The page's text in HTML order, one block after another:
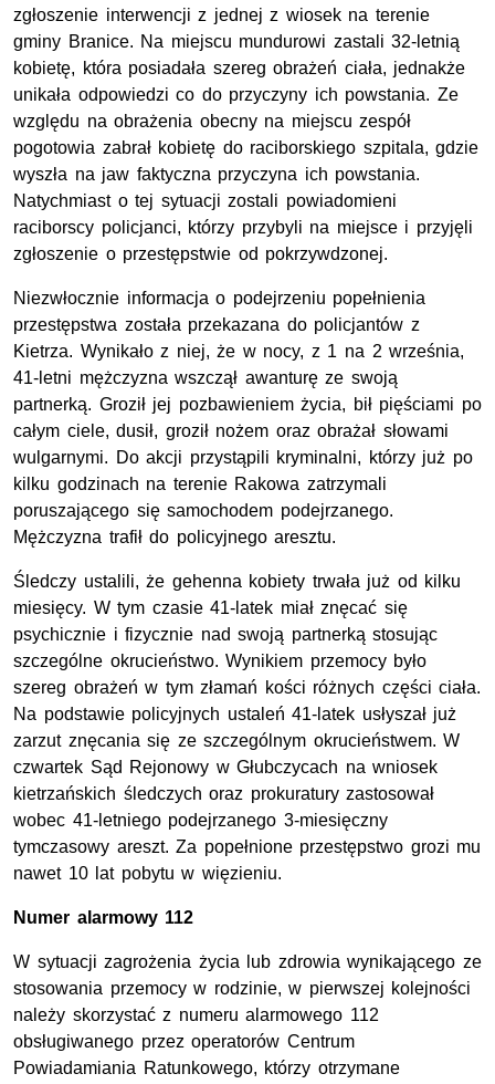
zgłoszenie interwencji z jednej z wiosek na terenie
gminy Branice. Na miejscu mundurowi zastali 32-letnią
kobietę, która posiadała szereg obrażeń ciała, jednakże
unikała odpowiedzi co do przyczyny ich powstania. Ze
względu na obrażenia obecny na miejscu zespół
pogotowia zabrał kobietę do raciborskiego szpitala, gdzie
wyszła na jaw faktyczna przyczyna ich powstania.
Natychmiast o tej sytuacji zostali powiadomieni
raciborscy policjanci, którzy przybyli na miejsce i przyjęli
zgłoszenie o przestępstwie od pokrzywdzonej.
Niezwłocznie informacja o podejrzeniu popełnienia
przestępstwa została przekazana do policjantów z
Kietrza. Wynikało z niej, że w nocy, z 1 na 2 września,
41-letni mężczyzna wszczął awanturę ze swoją
partnerką. Groził jej pozbawieniem życia, bił pięściami po
całym ciele, dusił, groził nożem oraz obrażał słowami
wulgarnymi. Do akcji przystąpili kryminalni, którzy już po
kilku godzinach na terenie Rakowa zatrzymali
poruszającego się samochodem podejrzanego.
Mężczyzna trafił do policyjnego aresztu.
Śledczy ustalili, że gehenna kobiety trwała już od kilku
miesięcy. W tym czasie 41-latek miał znęcać się
psychicznie i fizycznie nad swoją partnerką stosując
szczególne okrucieństwo. Wynikiem przemocy było
szereg obrażeń w tym złamań kości różnych części ciała.
Na podstawie policyjnych ustaleń 41-latek usłyszał już
zarzut znęcania się ze szczególnym okrucieństwem. W
czwartek Sąd Rejonowy w Głubczycach na wniosek
kietrzańskich śledczych oraz prokuratury zastosował
wobec 41-letniego podejrzanego 3-miesięczny
tymczasowy areszt. Za popełnione przestępstwo grozi mu
nawet 10 lat pobytu w więzieniu.
Numer alarmowy 112
W sytuacji zagrożenia życia lub zdrowia wynikającego ze
stosowania przemocy w rodzinie, w pierwszej kolejności
należy skorzystać z numeru alarmowego 112
obsługiwanego przez operatorów Centrum
Powiadamiania Ratunkowego, którzy otrzymane